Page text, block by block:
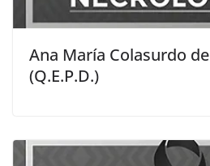
Ana María Colasurdo
(Q.E.P.D.)